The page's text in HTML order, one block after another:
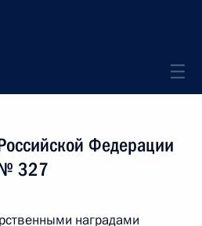
Федерации
327
наградами